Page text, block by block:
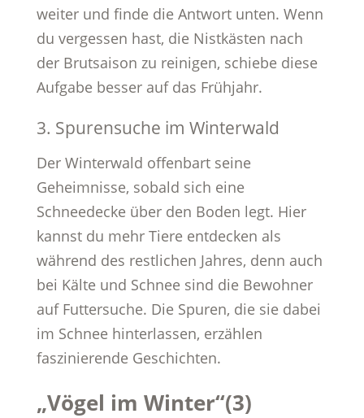
weiter und finde die Antwort unten. Wenn
du vergessen hast, die Nistkästen nach
der Brutsaison zu reinigen, schiebe diese
Aufgabe besser auf das Frühjahr.
3. Spurensuche im Winterwald
Der Winterwald offenbart seine
Geheimnisse, sobald sich eine
Schneedecke über den Boden legt. Hier
kannst du mehr Tiere entdecken als
während des restlichen Jahres, denn auch
bei Kälte und Schnee sind die Bewohner
auf Futtersuche. Die Spuren, die sie dabei
im Schnee hinterlassen, erzählen
faszinierende Geschichten.
„Vögel im Winter“(3)